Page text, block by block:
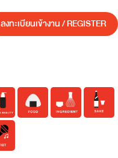
ลงทะเบียนเข้างาน / REGISTER